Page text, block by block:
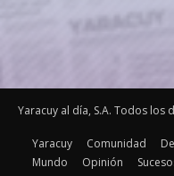
Yaracuy al día, S.A. Todos los
Yaracuy Comunidad
Mundo
Opinión